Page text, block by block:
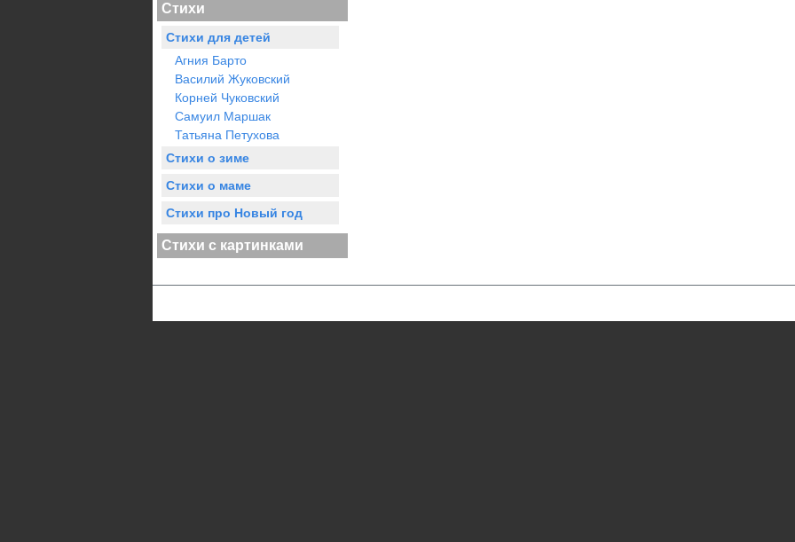
Стихи
Стихи для детей
Агния Барто
Василий Жуковский
Корней Чуковский
Самуил Маршак
Татьяна Петухова
Стихи о зиме
Стихи о маме
Стихи про Новый год
Стихи с картинками